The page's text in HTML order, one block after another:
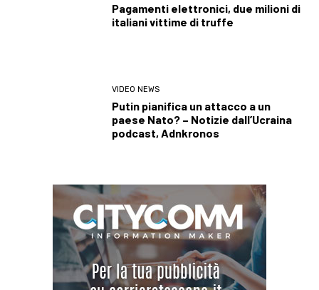
Pagamenti elettronici, due milioni di
italiani vittime di truffe
VIDEO NEWS
Putin pianifica un attacco a un
paese Nato? – Notizie dall’Ucraina
podcast, Adnkronos